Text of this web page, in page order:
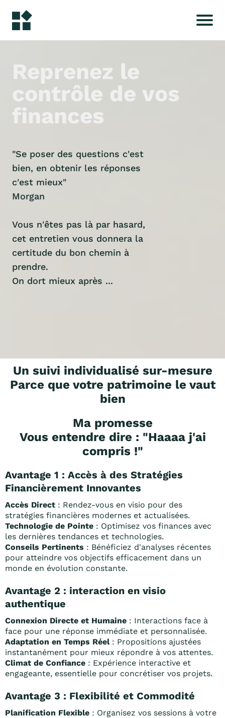
Reprenez le
contrôle de vos
finances
"Se poser des questions c'est
bien, en obtenir les réponses
c'est mieux"
Morgan
Vous n'êtes pas là par hasard,
cet entretien vous donnera la
certitude du bon chemin à
prendre.
On dort mieux après ...
Un suivi individualisé sur-mesure
Parce que votre patrimoine le vaut
bien
Ma promesse
Vous entendre dire : "Haaaa j'ai
compris !"
Avantage 1 : Accès à des Stratégies
Financièrement Innovantes
Accès Direct : Rendez-vous en visio pour des
stratégies financières modernes et actualisées.
Technologie de Pointe : Optimisez vos finances avec
les dernières tendances et technologies.
Conseils Pertinents : Bénéficiez d'analyses récentes
pour atteindre vos objectifs efficacement dans un
monde en évolution constante.
Avantage 2 : interaction en visio
authentique
Connexion Directe et Humaine : Interactions face à
face pour une réponse immédiate et personnalisée.
Adaptation en Temps Réel: Propositions ajustées
instantanément pour mieux répondre à vos attentes.
Climat de Confiance : Expérience interactive et
engageante, essentielle pour concrétiser vos projets.
Avantage 3 : Flexibilité et Commodité
Planification Flexible : Organisez vos sessions à votre